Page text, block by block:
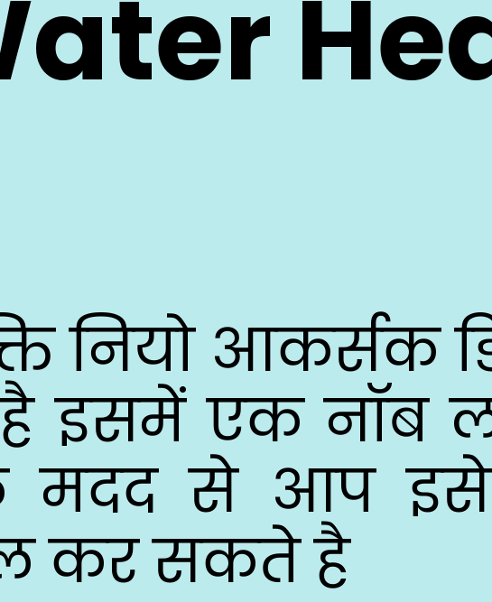
नियो आकर्सक
इसमें एक नॉब
मदद से आप
कर सकते है